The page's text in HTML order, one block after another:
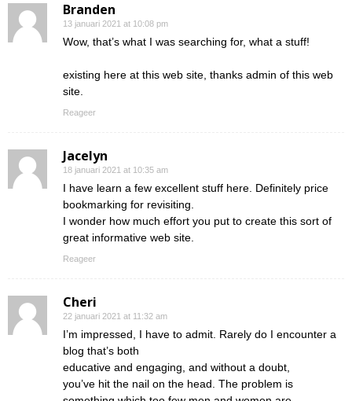
Branden
13 januari 2021 at 10:08 pm
Wow, that’s what I was searching for, what a stuff!
existing here at this web site, thanks admin of this web
site.
Reageer
Jacelyn
18 januari 2021 at 10:35 am
I have learn a few excellent stuff here. Definitely price
bookmarking for revisiting.
I wonder how much effort you put to create this sort of
great informative web site.
Reageer
Cheri
22 januari 2021 at 11:32 am
I’m impressed, I have to admit. Rarely do I encounter a
blog that’s both
educative and engaging, and without a doubt,
you’ve hit the nail on the head. The problem is